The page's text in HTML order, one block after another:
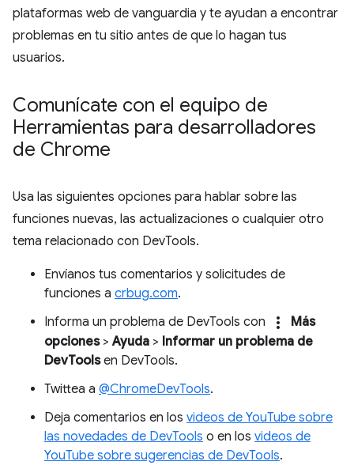
plataformas web de vanguardia y te ayudan a encontrar
problemas en tu sitio antes de que lo hagan tus
usuarios.
Comunícate con el equipo de
Herramientas para desarrolladores
de Chrome
Usa las siguientes opciones para hablar sobre las
funciones nuevas, las actualizaciones o cualquier otro
tema relacionado con DevTools.
Envíanos tus comentarios y solicitudes de
funciones a crbug.com.
Informa un problema de DevTools con
more_vert
Más
opciones>Ayuda > Informar un problema de
DevToolsen DevTools.
Twittea a @ChromeDevTools.
Deja comentarios en los videos de YouTube sobre
las novedades de DevTools o en los videos de
YouTube sobre sugerencias de DevTools.